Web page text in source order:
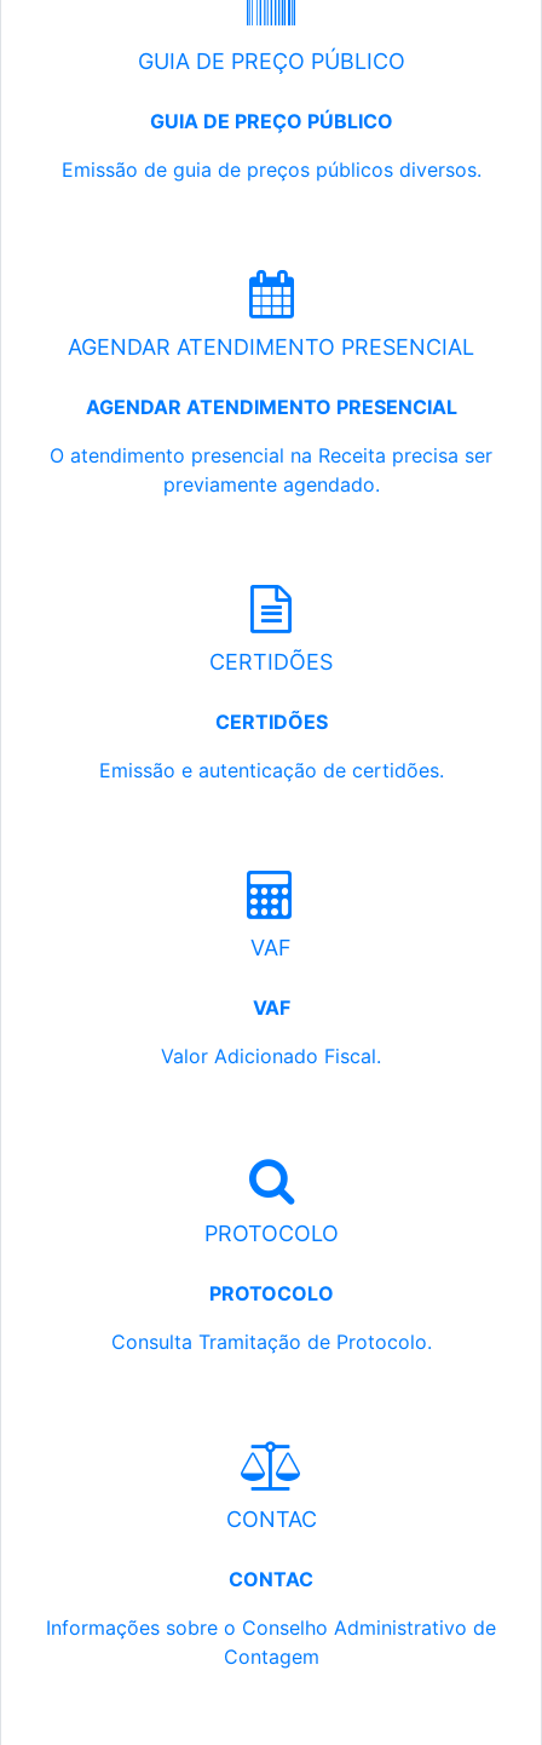
GUIA DE PREÇO PÚBLICO
GUIA DE PREÇO PÚBLICO
Emissão de guia de preços públicos diversos.
AGENDAR ATENDIMENTO PRESENCIAL
AGENDAR ATENDIMENTO PRESENCIAL
O atendimento presencial na Receita precisa ser
previamente agendado.
CERTIDÕES
CERTIDÕES
Emissão e autenticação de certidões.
VAF
VAF
Valor Adicionado Fiscal.
PROTOCOLO
PROTOCOLO
Consulta Tramitação de Protocolo.
CONTAC
CONTAC
Informações sobre o Conselho Administrativo de
Contagem